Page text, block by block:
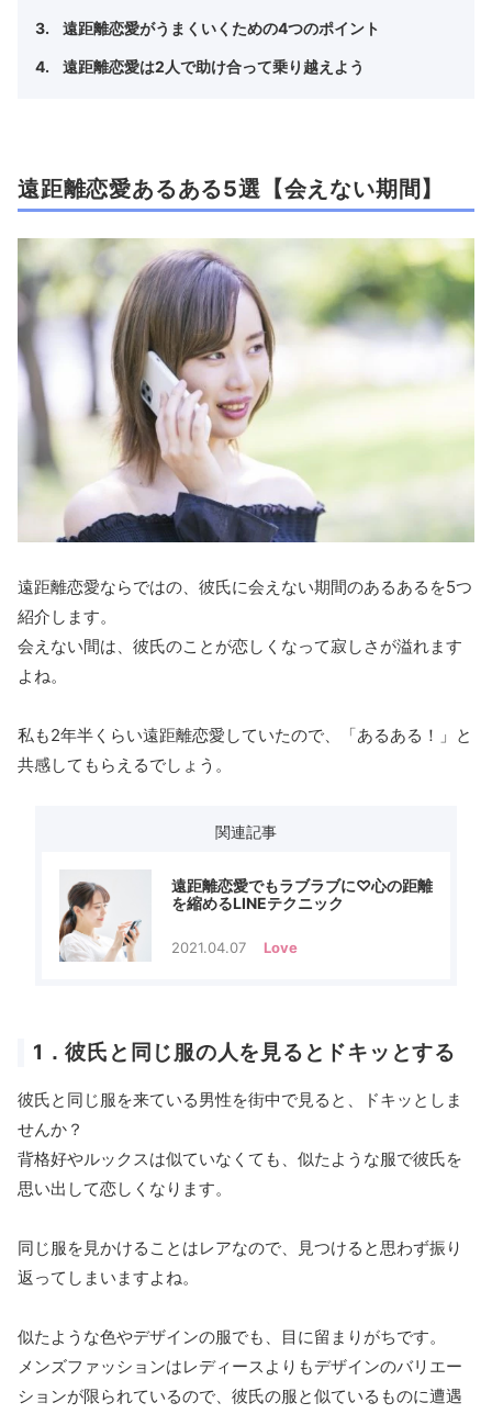
遠距離恋愛がうまくいくための4つのポイント
遠距離恋愛は2人で助け合って乗り越えよう
遠距離恋愛あるある5選【会えない期間】
遠距離恋愛ならではの、彼氏に会えない期間のあるあるを5つ
紹介します。
会えない間は、彼氏のことが恋しくなって寂しさが溢れます
よね。
私も2年半くらい遠距離恋愛していたので、「あるある！」と
共感してもらえるでしょう。
関連記事
遠距離恋愛でもラブラブに♡心の距離
を縮めるLINEテクニック
2021.04.07 Love
1．彼氏と同じ服の人を見るとドキッとする
彼氏と同じ服を来ている男性を街中で見ると、ドキッとしま
せんか？
背格好やルックスは似ていなくても、似たような服で彼氏を
思い出して恋しくなります。
同じ服を見かけることはレアなので、見つけると思わず振り
返ってしまいますよね。
似たような色やデザインの服でも、目に留まりがちです。
メンズファッションはレディースよりもデザインのバリエー
ションが限られているので、彼氏の服と似ているものに遭遇